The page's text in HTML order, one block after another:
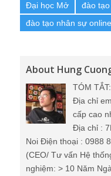
Đại học Mở
đào
đào tạo nhân sự online
About Hung
TÓM
Địa chỉ
cấp cao
Địa chỉ :
Noi Điện thoại : 0988
(CEO/ Tư vấn Hệ
nghiệm: > 10 Năm